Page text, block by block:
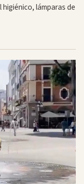
lámparas de